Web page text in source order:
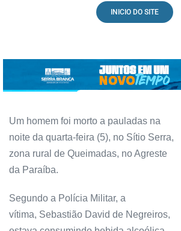
INICIO DO SITE
Um homem foi morto a pauladas na
noite da quarta-feira (5), no Sítio Serra,
zona rural de Queimadas, no Agreste
da Paraíba.
Segundo a Polícia Militar, a
vítima, Sebastião David de Negreiros,